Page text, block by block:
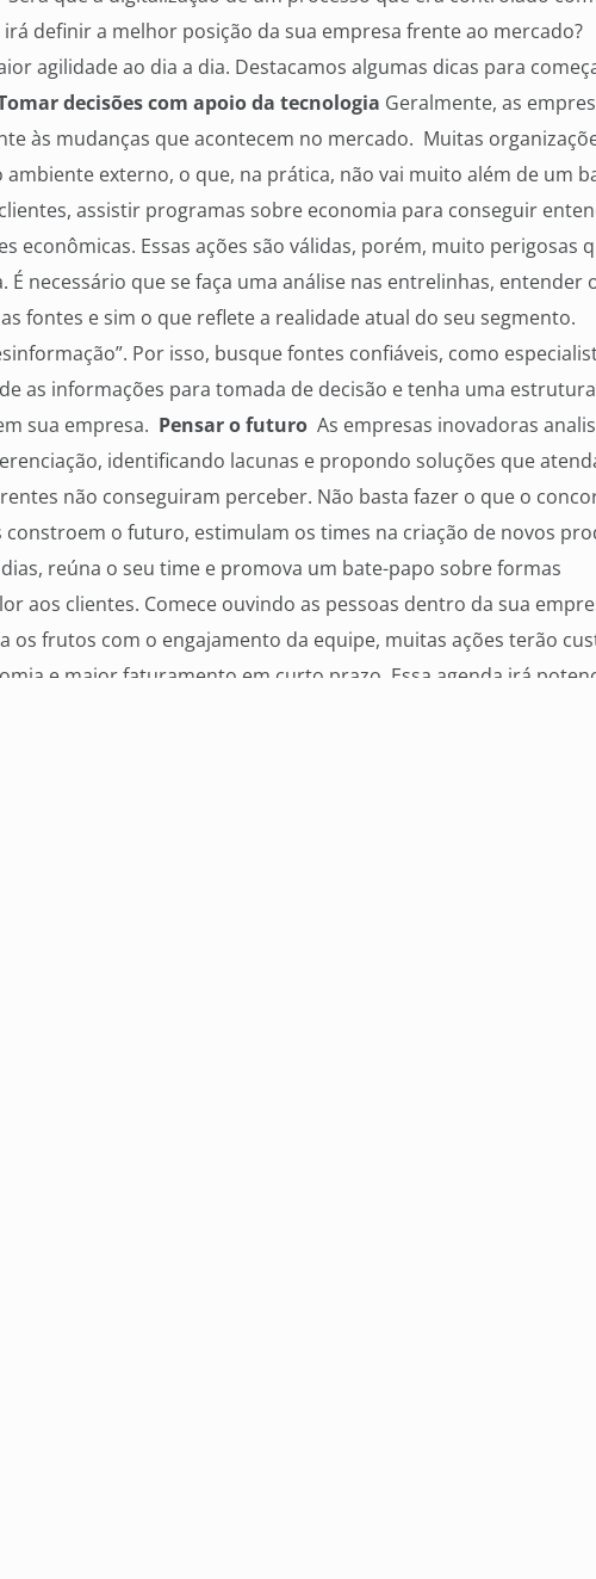
irá definir a melhor posição da sua empresa frente ao mercado?
agilidade ao dia a dia. Destacamos algumas dicas para
decisões com apoio da tecnologia Geralmente, as
às mudanças que acontecem no mercado. Muitas
externo, o que, na prática, não vai muito além de um
assistir programas sobre economia para conseguir
econômicas. Essas ações são válidas, porém, muito perigosas
necessário que se faça uma análise nas entrelinhas, entender
fontes e sim o que reflete a realidade atual do seu segmento.
Por isso, busque fontes confiáveis, como
as informações para tomada de decisão e tenha uma estrutura
sua empresa. Pensar o futuro As empresas inovadoras
identificando lacunas e propondo soluções que
não conseguiram perceber. Não basta fazer o que o
constroem o futuro, estimulam os times na criação de novos
reúna o seu time e promova um bate-papo sobre formas
aos clientes. Comece ouvindo as pessoas dentro da sua
os frutos com o engajamento da equipe, muitas ações terão
e maior faturamento em curto prazo. Essa agenda irá